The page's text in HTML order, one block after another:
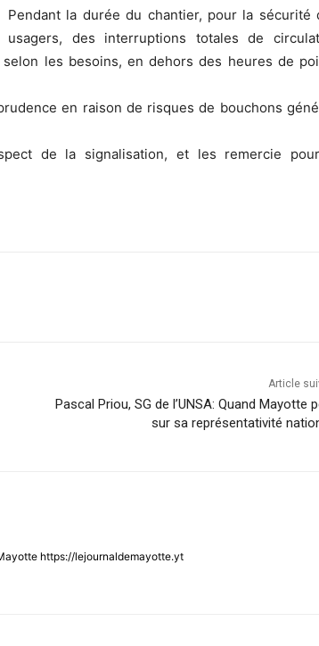
Pendant la durée du chantier, pour la sécurité
usagers, des interruptions totales de
les besoins, en dehors des heures de
en raison de risques de bouchons
de la signalisation, et les remercie
Article
Pascal Priou, SG de l’UNSA: Quand Mayotte
sur sa représentativité
https://lejournaldemayotte.yt